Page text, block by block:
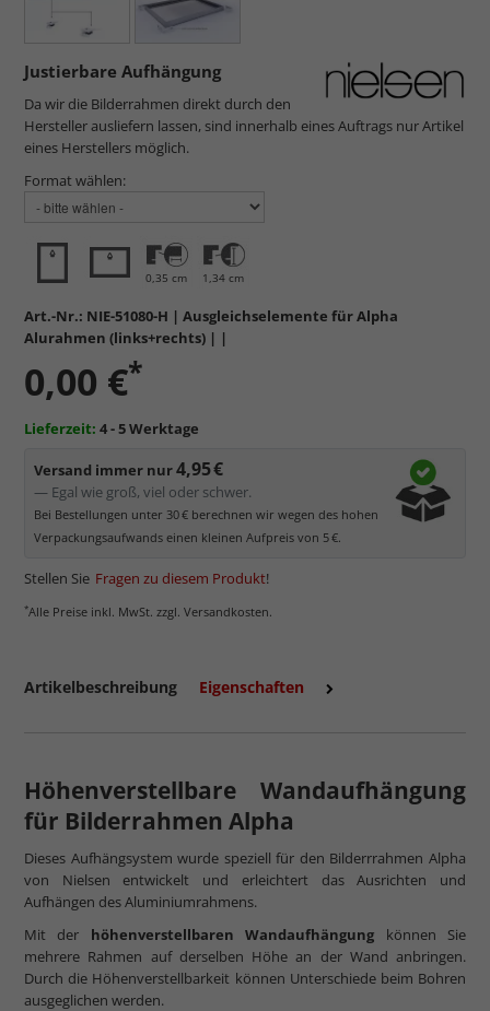
Justierbare Aufhängung
Da wir die Bilderrahmen direkt durch den
Hersteller ausliefern lassen, sind innerhalb eines Auftrags nur Artikel
eines Herstellers möglich.
Format wählen:
0,35 cm 1,34 cm
Art.-Nr.: NIE-51080-H | Ausgleichselemente für Alpha
Alurahmen (links+rechts) | |
0,00 €*
Lieferzeit: 4 - 5 Werktage
Versand immer nur4,95 €
— Egal wie groß, viel oder schwer.
Bei Bestellungen unter 30 € berechnen wir wegen des hohen
Verpackungsaufwands einen kleinen Aufpreis von 5 €.
Stellen Sie Fragen zu diesem Produkt!
*Alle Preise inkl. MwSt. zzgl. Versandkosten.
Artikelbeschreibung Eigenschaften
Höhenverstellbare Wandaufhängung
für Bilderrahmen Alpha
Dieses Aufhängsystem wurde speziell für den Bilderrrahmen Alpha
von Nielsen entwickelt und erleichtert das Ausrichten und
Aufhängen des Aluminiumrahmens.
Mit der höhenverstellbaren Wandaufhängung können Sie
mehrere Rahmen auf derselben Höhe an der Wand anbringen.
Durch die Höhenverstellbarkeit können Unterschiede beim Bohren
ausgeglichen werden.